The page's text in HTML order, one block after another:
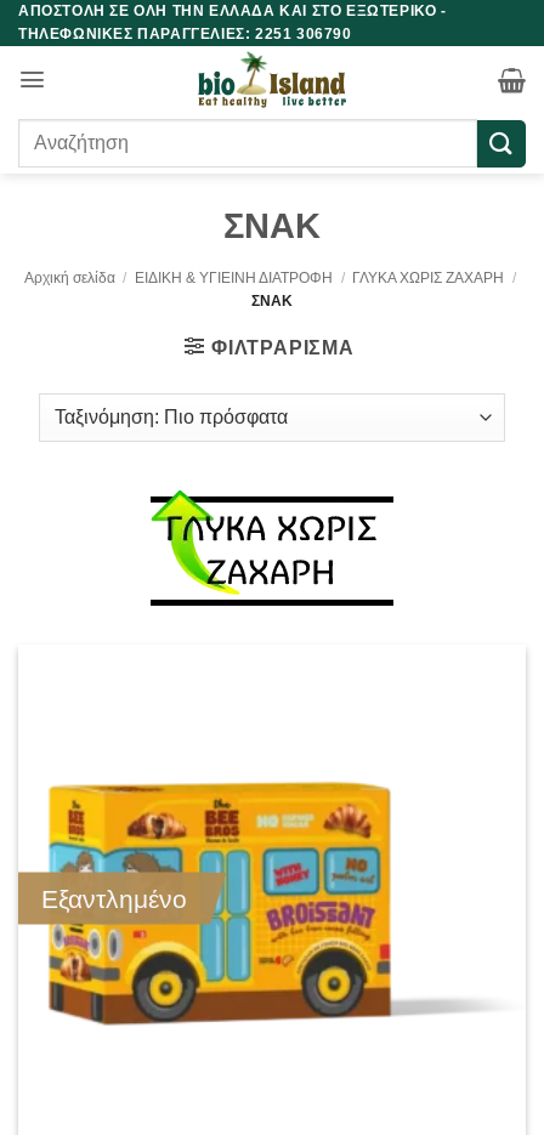
Μετάβαση
στο
περιεχόμενο
ΑΠΟΣΤΟΛΗ ΣΕ ΟΛΗ ΤΗΝ ΕΛΛΑΔΑ ΚΑΙ ΣΤΟ ΕΞΩΤΕΡΙΚΟ -
ΤΗΛΕΦΩΝΙΚΕΣ ΠΑΡΑΓΓΕΛΙΕΣ: 2251 306790
Αναζήτηση
ΣΝΑΚ
Αρχική σελίδα / ΕΙΔΙΚΗ & ΥΓΙΕΙΝΗ ΔΙΑΤΡΟΦΗ / ΓΛΥΚΑ ΧΩΡΙΣ ΖΑΧΑΡΗ /
ΣΝΑΚ
ΦΙΛΤΡΆΡΙΣΜΑ
Εξαντλημένο